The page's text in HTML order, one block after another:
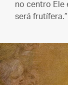
no centro Ele
será frutífera.”